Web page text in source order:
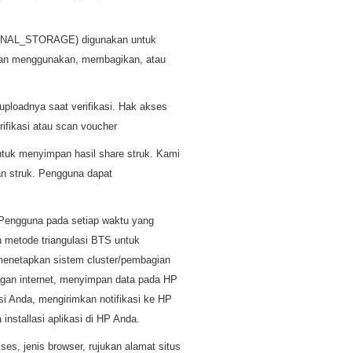
digunakan untuk
menggunakan, membagikan, atau
saat verifikasi. Hak akses
atau scan voucher
menyimpan hasil share struk. Kami
struk. Pengguna dapat
Pengguna pada setiap waktu yang
metode triangulasi BTS untuk
sistem cluster/pembagian
internet, menyimpan data pada HP
Anda, mengirimkan notifikasi ke HP
aplikasi di HP Anda.
jenis browser, rujukan alamat situs